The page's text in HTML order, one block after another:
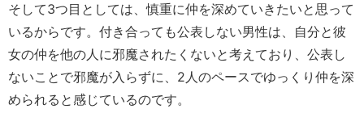
そして3つ目としては、慎重に仲を深めていきたいと思って
いるからです。付き合っても公表しない男性は、自分と彼
女の仲を他の人に邪魔されたくないと考えており、公表し
ないことで邪魔が入らずに、2人のペースでゆっくり仲を深
められると感じているのです。